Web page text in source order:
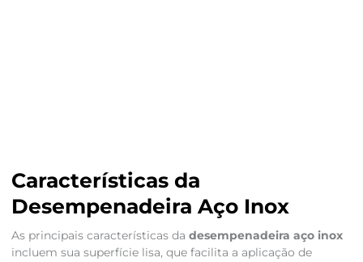
Características da
Desempenadeira Aço Inox
As principais características da desempenadeira aço inox
incluem sua superfície lisa, que facilita a aplicação de